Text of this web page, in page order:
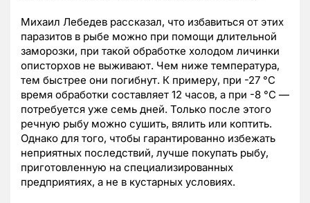
Михаил Лебедев рассказал, что избавиться от этих
паразитов в рыбе можно при помощи длительной
заморозки, при такой обработке холодом личинки
описторхов не выживают. Чем ниже температура,
тем быстрее они погибнут. К примеру, при -27 °С
время обработки составляет 12 часов, а при -8 °С —
потребуется уже семь дней. Только после этого
речную рыбу можно сушить, вялить или коптить.
Однако для того, чтобы гарантированно избежать
неприятных последствий, лучше покупать рыбу,
приготовленную на специализированных
предприятиях, а не в кустарных условиях.